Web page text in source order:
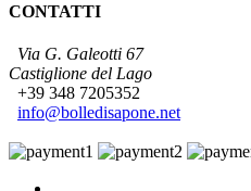
CONTATTI
Via G. Galeotti 67
Castiglione del Lago
+39 348 7205352
info@bolledisapone.net